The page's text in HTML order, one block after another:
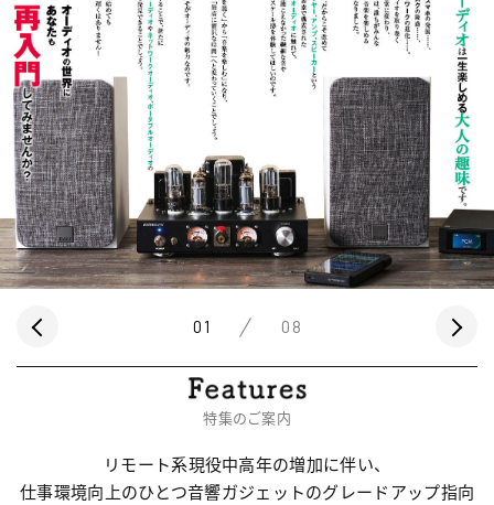
01 08
特集のご案内
リモート系現役中高年の増加に伴い、
仕事環境向上のひとつ音響ガジェットのグレードアップ指向